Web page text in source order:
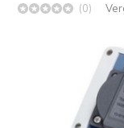
(0)